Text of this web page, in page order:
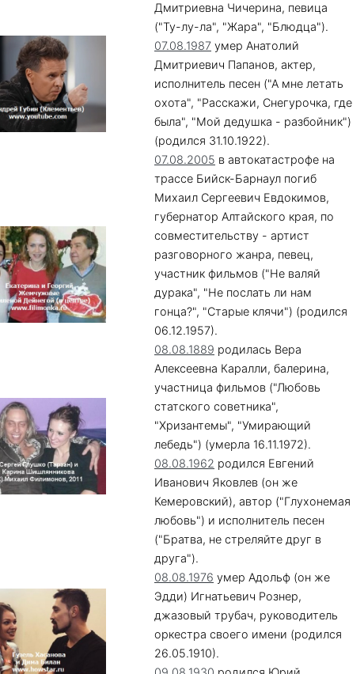
Дмитриевна Чичерина, певица
("Ту-лу-ла", "Жара", "Блюдца").
07.08.1987 умер Анатолий
Дмитриевич Папанов, актер,
исполнитель песен ("А мне летать
охота", "Расскажи, Снегурочка, где
была", "Мой дедушка - разбойник")
(родился 31.10.1922).
07.08.2005 в автокатастрофе на
трассе Бийск-Барнаул погиб
Михаил Сергеевич Евдокимов,
губернатор Алтайского края, по
совместительству - артист
разговорного жанра, певец,
участник фильмов ("Не валяй
дурака", "Не послать ли нам
гонца?", "Старые клячи") (родился
06.12.1957).
08.08.1889 родилась Вера
Алексеевна Каралли, балерина,
участница фильмов ("Любовь
статского советника",
"Хризантемы", "Умирающий
лебедь") (умерла 16.11.1972).
08.08.1962 родился Евгений
Иванович Яковлев (он же
Кемеровский), автор ("Глухонемая
любовь") и исполнитель песен
("Братва, не стреляйте друг в
друга").
08.08.1976 умер Адольф (он же
Эдди) Игнатьевич Рознер,
джазовый трубач, руководитель
оркестра своего имени (родился
26.05.1910).